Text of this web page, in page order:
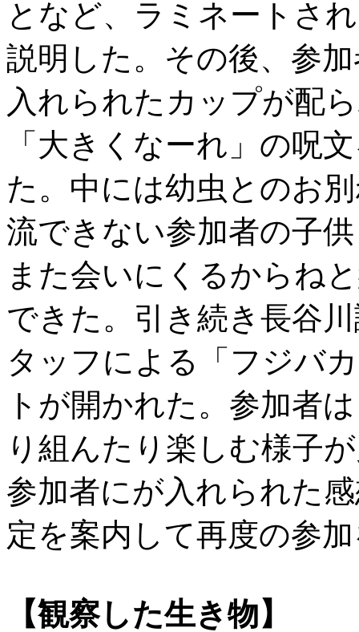
となど、ラミネートさ
説明した。その後、参
入れられたカップが配
「大きくなーれ」の呪
た。中には幼虫とのお
流できない参加者の子
また会いにくるからね
できた。引き続き長谷
タッフによる「フジバ
トが開かれた。参加者
り組んたり楽しむ様子
参加者にが入れられた
定を案内して再度の参
【観察した生き物】